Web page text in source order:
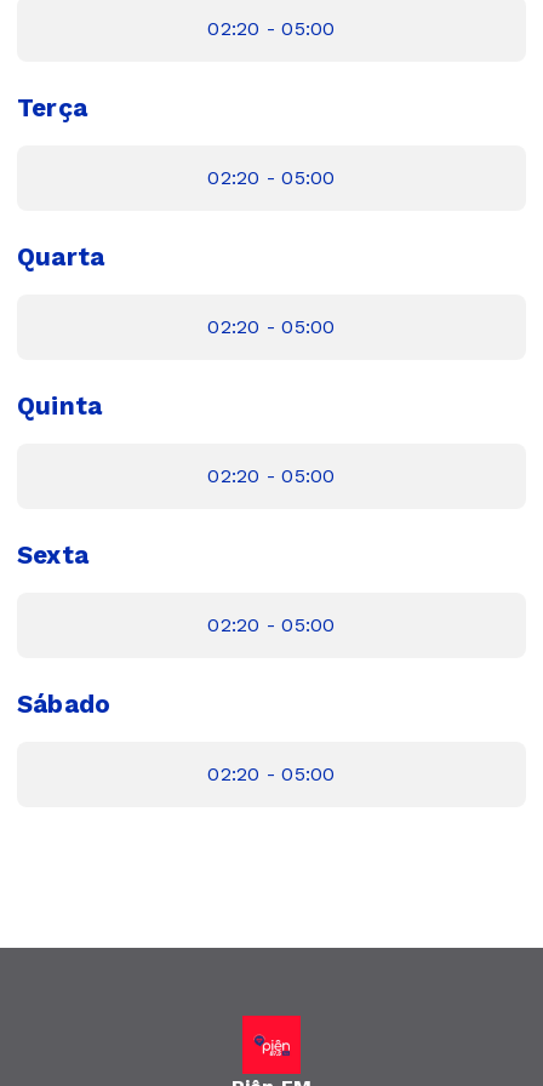
02:20 - 05:00
Terça
02:20 - 05:00
Quarta
02:20 - 05:00
Quinta
02:20 - 05:00
Sexta
02:20 - 05:00
Sábado
02:20 - 05:00